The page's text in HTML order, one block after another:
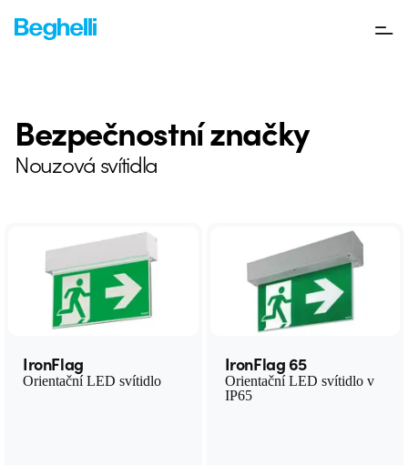
Bezpečnostní značky
Nouzová svítidla
IronFlag
Orientační LED svítidlo
IronFlag 65
Orientační LED svítidlo v
IP65